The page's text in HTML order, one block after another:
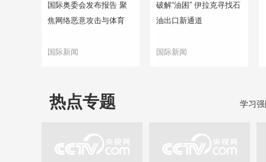
国际奥委会发布报告 聚
焦网络恶意攻击与体育
国际新闻
破解“油困” 伊拉克寻找石
油出口新通道
国际新闻
热点专题 学习